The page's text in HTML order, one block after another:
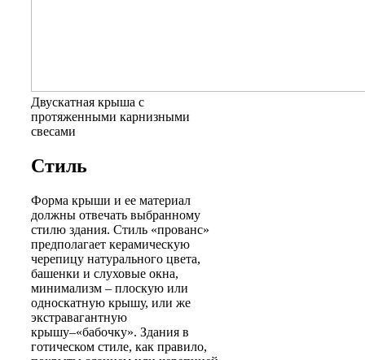
Двускатная крыша с
протяженными карнизными
свесами
Стиль
Форма крыши и ее материал
должны отвечать выбранному
стилю здания. Стиль «прованс»
предполагает керамическую
черепицу натурального цвета,
башенки и слуховые окна,
минимализм – плоскую или
односкатную крышу, или же
экстравагантную
крышу–«бабочку». Здания в
готическом стиле, как правило,